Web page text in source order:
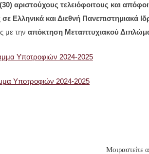
αριστούχους τελειόφοιτους και
σε Ελληνικά και Διεθνή Πανεπιστημιακά
με την απόκτηση Μεταπτυχιακού
Υποτροφιών 2024-2025
Υποτροφιών 2024-2025
Μοιραστείτε